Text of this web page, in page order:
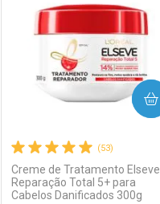
Laboratório
Por Menos
(53)
Creme de Tratamento Elseve
Reparação Total 5+ para
Cabelos Danificados 300g
COMPRAR